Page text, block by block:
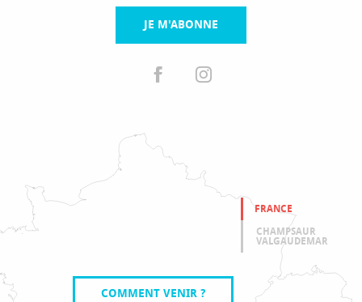
JE M'ABONNE
FRANCE
CHAMPSAUR
VALGAUDEMAR
COMMENT VENIR ?